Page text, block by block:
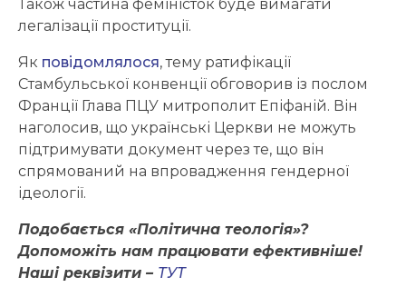
Також частина феміністок буде вимагати
легалізації проституції.
Як повідомлялося, тему ратифікації
Стамбульської конвенції обговорив із послом
Франції Глава ПЦУ митрополит Епіфаній. Він
наголосив, що українські Церкви не можуть
підтримувати документ через те, що він
спрямований на впровадження гендерної
ідеології.
Подобається «Політична теологія»?
Допоможіть нам працювати ефективніше!
Наші реквізити – ТУТ